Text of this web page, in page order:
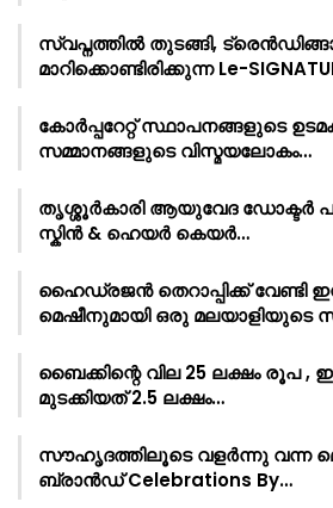
സ്വപ്നത്തിൽ തുടങ്ങി,
മാറിക്കൊണ്ടിരിക്കുന്ന Le-
കോർപ്പറേറ്റ് സ്ഥാപനങ്ങളുടെ
സമ്മാനങ്ങളുടെ വിസ്മയലോകം…
തൃശ്ശൂർകാരി ആയുവേദ ഡോക്ടർ
സ്കിൻ & ഹെയർ കെയർ…
ഹൈഡ്രജൻ തെറാപ്പിക്ക്
മെഷീനുമായി ഒരു മലയാളിയുടെ
ബൈക്കിന്റെ വില 25 ലക്ഷം രൂപ ,
മുടക്കിയത് 2.5 ലക്ഷം…
സൗഹൃദത്തിലൂടെ വളർന്നു വന്ന
ബ്രാൻഡ് Celebrations By…